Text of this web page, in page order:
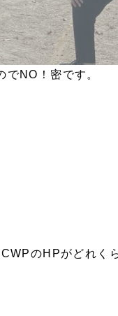
NO！密です。
のHPがどれく